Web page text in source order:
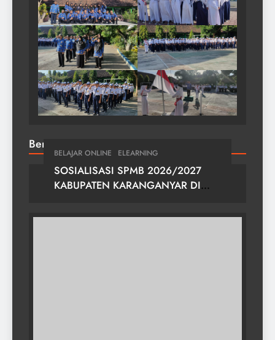
Berita Teratas
BELAJAR ONLINE ELEARNING
SOSIALISASI SPMB 2026/2027
KABUPATEN KARANGANYAR DI